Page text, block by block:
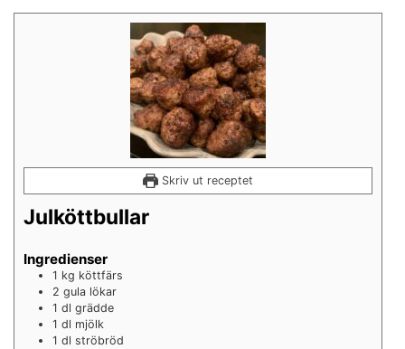
Skriv ut receptet
Julköttbullar
Ingredienser
1 kg köttfärs
2 gula lökar
1 dl grädde
1 dl mjölk
1 dl ströbröd